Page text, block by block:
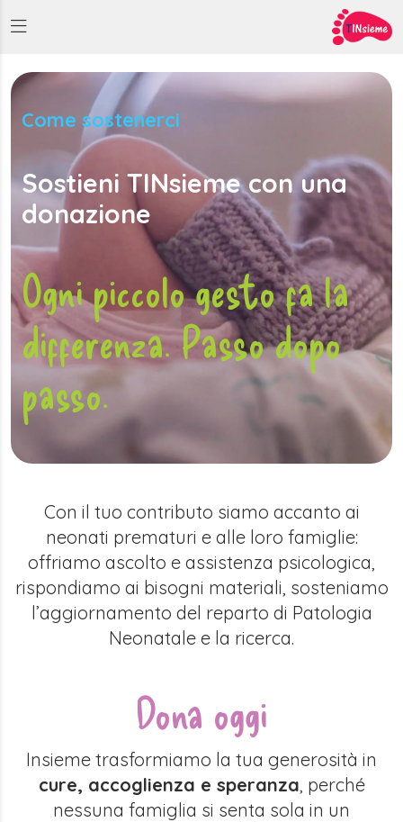
Come sostenerci
Sostieni TINsieme con una
donazione
Ogni piccolo gesto fa la
differenza. Passo dopo
passo.
Con il tuo contributo siamo accanto ai
neonati prematuri e alle loro famiglie:
offriamo ascolto e assistenza psicologica,
rispondiamo ai bisogni materiali, sosteniamo
l’aggiornamento del reparto di Patologia
Neonatale e la ricerca.
Dona oggi
Insieme trasformiamo la tua generosità in
cure, accoglienza e speranza, perché
nessuna famiglia si senta sola in un